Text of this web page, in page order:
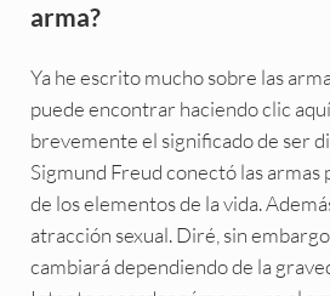
arma?
Ya he escrito mucho sobre las
puede encontrar haciendo clic
brevemente el significado de ser
Sigmund Freud conectó las
de los elementos de la vida.
atracción sexual. Diré, sin
cambiará dependiendo de la